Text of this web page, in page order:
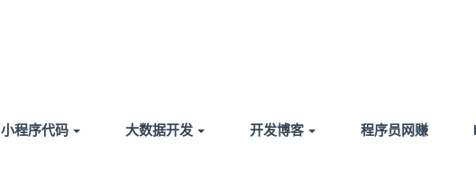
小程序代码 大数据开发 开发博客 程序员网赚